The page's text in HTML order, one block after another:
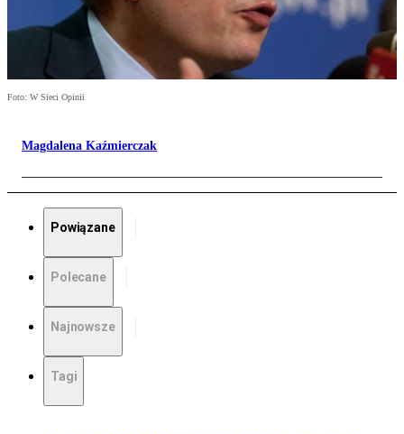
Foto: W Sieci Opinii
Magdalena Kaźmierczak
Powiązane
Polecane
Najnowsze
Tagi